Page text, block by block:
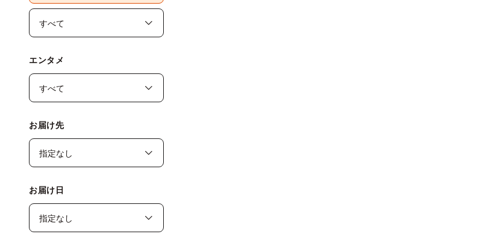
エンタメ
お届け先
お届け日